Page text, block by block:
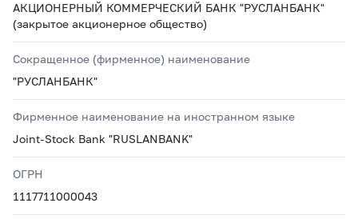
АКЦИОНЕРНЫЙ КОММЕРЧЕСКИЙ БАНК "РУСЛАНБАНК"
(закрытое акционерное общество)
Сокращенное (фирменное) наименование
"РУСЛАНБАНК"
Фирменное наименование на иностранном языке
Joint-Stock Bank "RUSLANBANK"
ОГРН
1117711000043